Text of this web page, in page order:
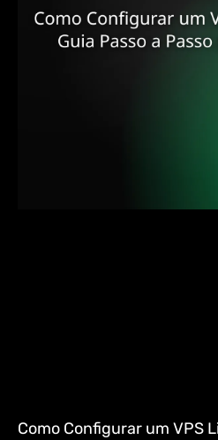
Como Configurar um VPS